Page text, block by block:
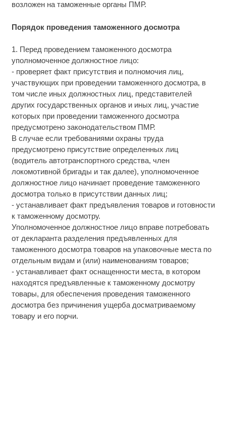
возложен на таможенные органы ПМР.
Порядок проведения таможенного досмотра
1. Перед проведением таможенного досмотра
уполномоченное должностное лицо:
- проверяет факт присутствия и полномочия лиц,
участвующих при проведении таможенного досмотра, в
том числе иных должностных лиц, представителей
других государственных органов и иных лиц, участие
которых при проведении таможенного досмотра
предусмотрено законодательством ПМР.
В случае если требованиями охраны труда
предусмотрено присутствие определенных лиц
(водитель автотранспортного средства, член
локомотивной бригады и так далее), уполномоченное
должностное лицо начинает проведение таможенного
досмотра только в присутствии данных лиц;
- устанавливает факт предъявления товаров и готовности
к таможенному досмотру.
Уполномоченное должностное лицо вправе потребовать
от декларанта разделения предъявленных для
таможенного досмотра товаров на упаковочные места по
отдельным видам и (или) наименованиям товаров;
- устанавливает факт оснащенности места, в котором
находятся предъявленные к таможенному досмотру
товары, для обеспечения проведения таможенного
досмотра без причинения ущерба досматриваемому
товару и его порчи.